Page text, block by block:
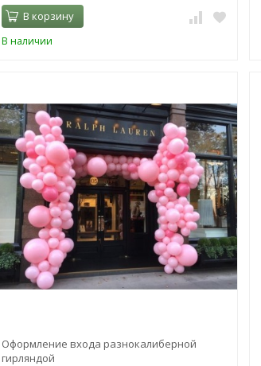
В корзину
В наличии
Оформление входа разнокалиберной
гирляндой